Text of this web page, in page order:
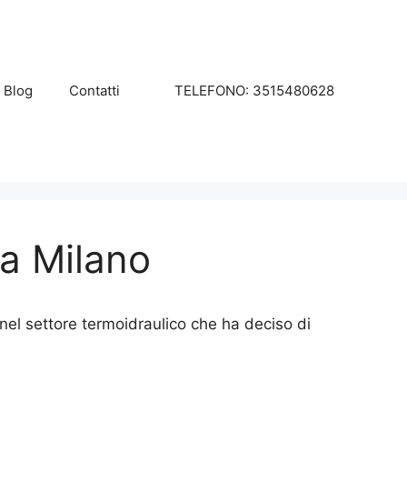
Blog Contatti TELEFONO: 3515480628
Milano
settore termoidraulico che ha deciso di